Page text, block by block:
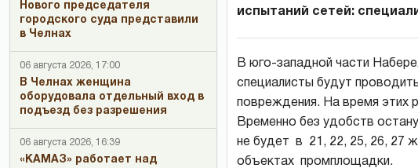
Нового председателя
городского суда представили
в Челнах
06 августа 2026, 17:00
В Челнах женщина
оборудовала отдельный вход в
подъезд без разрешения
06 августа 2026, 16:39
«КАМАЗ» работает над
испытаний сетей:
В юго-западной части
специалисты будут
повреждения. На время этих
Временно без удобств
не будет в 21, 22, 25, 26, 27
объектах промплощадки.